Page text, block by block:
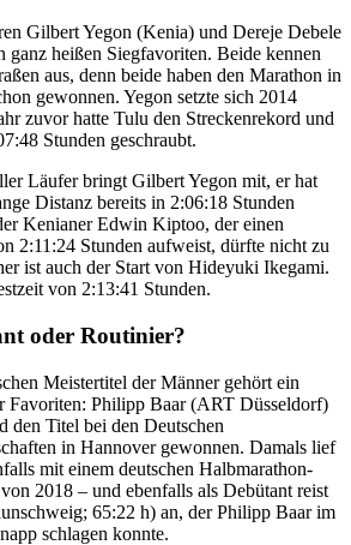
Gilbert Yegon (Kenia) und Dereje Debele
heißen Siegfavoriten. Beide kennen
aus, denn beide haben den Marathon in
gewonnen. Yegon setzte sich 2014
zuvor hatte Tulu den Streckenrekord und
Stunden geschraubt.
Läufer bringt Gilbert Yegon mit, er hat
Distanz bereits in 2:06:18 Stunden
Kenianer Edwin Kiptoo, der einen
2:11:24 Stunden aufweist, dürfte nicht zu
ist auch der Start von Hideyuki Ikegami.
von 2:13:41 Stunden.
oder Routinier?
Meistertitel der Männer gehört ein
Favoriten: Philipp Baar (ART Düsseldorf)
den Titel bei den Deutschen
in Hannover gewonnen. Damals lief
mit einem deutschen Halbmarathon-
2018 – und ebenfalls als Debütant reist
65:22 h) an, der Philipp Baar im
schlagen konnte.